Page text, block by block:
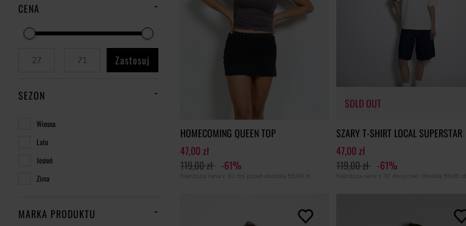
CENA
Zastosuj
SEZON
Wiosna
Lato
Jesień
Zima
MARKA PRODUKTU
HOMECOMING QUEEN TOP
47,00 zł
119,00 zł -61%
Najniższa cena z 30 dni przed obniżką 59,00 zł
SOLD OUT
SOLD OUT
SZARY T-SHIRT LOCAL SUPERSTAR
47,00 zł
119,00 zł -61%
Najniższa cena z 30 dni przed obniżką 59,00 zł